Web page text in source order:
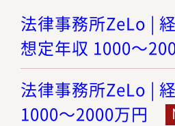
法律事務所ZeLo |
想定年収 1000～
法律事務所ZeLo |
1000～2000万円